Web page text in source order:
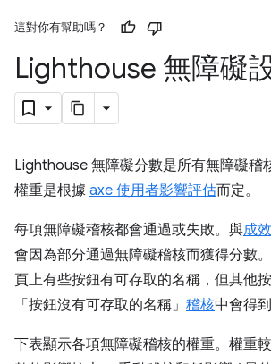
這對你有幫助嗎？
Lighthouse 無障礙
Lighthouse 無障礙分數是所有無障礙稽
權重是根據 axe 使用者影響評估而定。
每項無障礙稽核都會通過或失敗。與成
會因為部分通過無障礙稽核而獲得分數
頁上有些按鈕有可存取的名稱，但其他
「按鈕沒有可存取的名稱」 稽核中會得到
下表顯示各項無障礙稽核的權重。權重